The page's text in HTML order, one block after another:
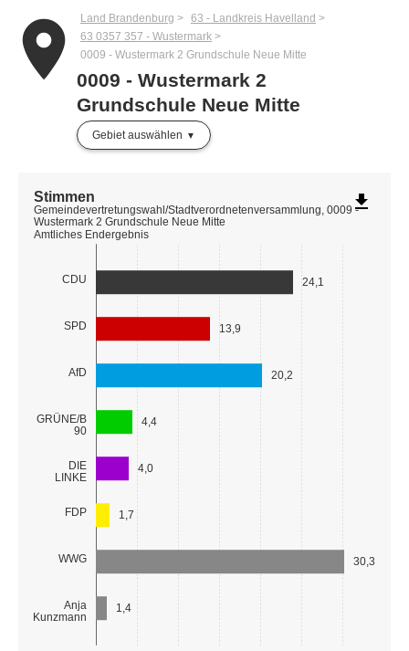
place Land Brandenburg
63 - Landkreis Havelland
63 0357 357 - Wustermark
0009 - Wustermark 2 Grundschule Neue Mitte
0009 - Wustermark 2
Grundschule Neue Mitte
Gebiet auswählen
CDU
SPD
AfD
GRÜNE/B
90
DIE
LINKE
FDP
WWG
Anja
Kunzmann
24,1
13,9
20,2
4,4
4,0
1,7
30,3
1,4
Stimmen
Gemeindevertretungswahl/Stadtverordnetenversammlung, 0009 -
Wustermark 2 Grundschule Neue Mitte
Amtliches Endergebnis
file_download